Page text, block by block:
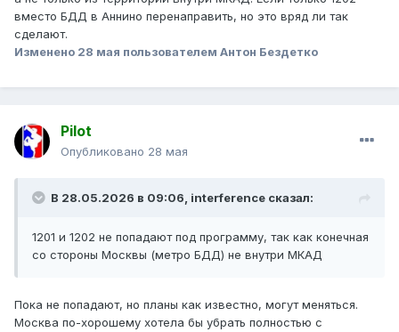
вместо БДД в Аннино перенаправить, но это вряд ли так
сделают.
Изменено 28 мая пользователем Антон Бездетко
Pilot
Опубликовано 28 мая
В 28.05.2026 в 09:06, interference сказал:
1201 и 1202 не попадают под программу, так как конечная
со стороны Москвы (метро БДД) не внутри МКАД
Пока не попадают, но планы как известно, могут меняться.
Москва по-хорошему хотела бы убрать полностью с